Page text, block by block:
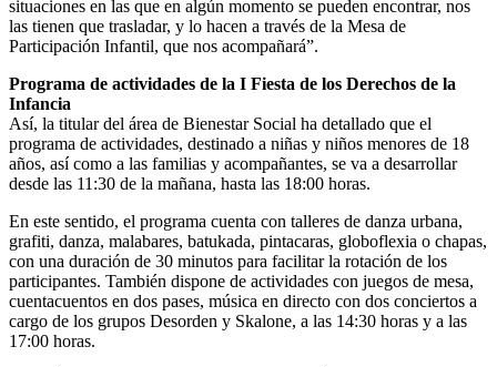
situaciones en las que en algún momento se pueden encontrar, nos
las tienen que trasladar, y lo hacen a través de la Mesa de
Participación Infantil, que nos acompañará”.
Programa de actividades de la I Fiesta de los Derechos de la
Infancia
Así, la titular del área de Bienestar Social ha detallado que el
programa de actividades, destinado a niñas y niños menores de 18
años, así como a las familias y acompañantes, se va a desarrollar
desde las 11:30 de la mañana, hasta las 18:00 horas.
En este sentido, el programa cuenta con talleres de danza urbana,
grafiti, danza, malabares, batukada, pintacaras, globoflexia o chapas,
con una duración de 30 minutos para facilitar la rotación de los
participantes. También dispone de actividades con juegos de mesa,
cuentacuentos en dos pases, música en directo con dos conciertos a
cargo de los grupos Desorden y Skalone, a las 14:30 horas y a las
17:00 horas.